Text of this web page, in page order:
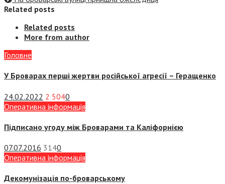
Related posts
Related posts
More from author
Головне
У Броварах перші жертви російської агресії – Геращенко
24.02.2022 2 5040
Оперативна інформація
Підписано угоду між Броварами та Каліфорнією
07.07.2016 3140
Оперативна інформація
Декомунізація по-броварському